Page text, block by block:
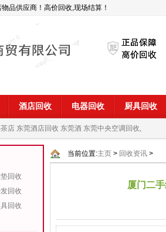
品供应商！高价回收,现场结算！
酒店回收 电器回收 厨具回收
店 东莞酒店回收 东莞酒 东莞中央空调回收,
回收
回收
回收
当前位置:主页 > 回收资讯 >
厦门二